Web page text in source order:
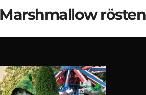
Marshmallow rösten